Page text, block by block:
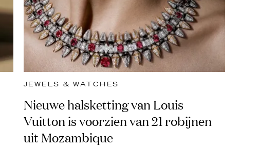
JEWELS & WATCHES
Nieuwe halsketting van Louis
Vuitton is voorzien van 21 robijnen
uit Mozambique